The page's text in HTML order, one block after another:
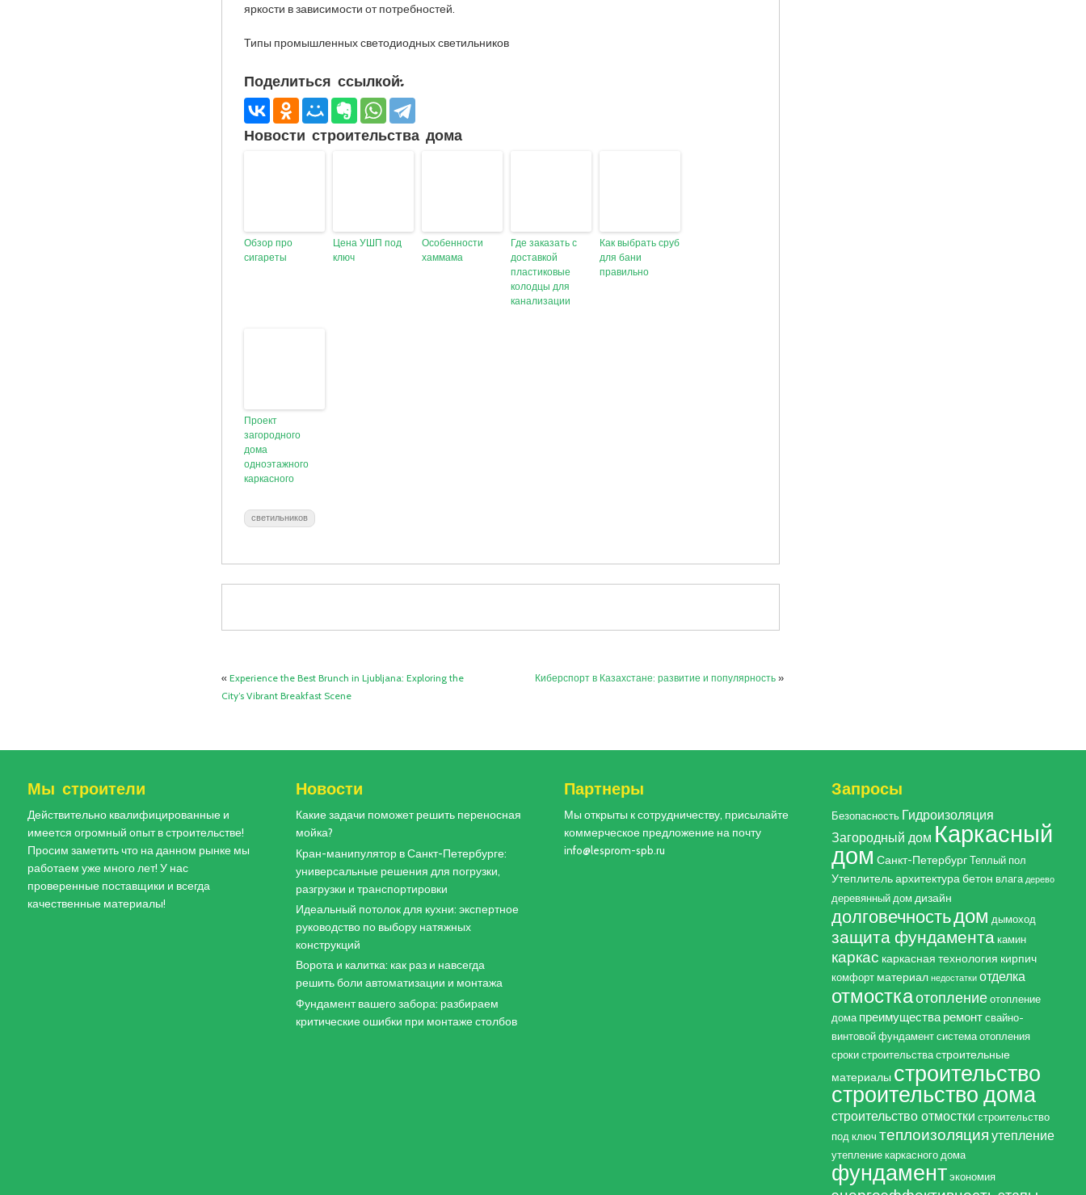
яркости в зависимости от потребностей.
Типы промышленных светодиодных светильников
Поделиться ссылкой:
Новости строительства дома
Обзор про
сигареты
Цена УШП под
ключ
Особенности
хаммама
Где заказать с
доставкой
пластиковые
колодцы для
канализации
Как выбрать сруб
для бани
правильно
Проект
загородного
дома
одноэтажного
каркасного
светильников
« Experience the Best Brunch in Ljubljana: Exploring the
City’s Vibrant Breakfast Scene
Киберспорт в Казахстане: развитие и популярность »
Мы строители
Действительно квалифицированные и
имеется огромный опыт в строительстве!
Просим заметить что на данном рынке мы
работаем уже много лет! У нас
проверенные поставщики и всегда
качественные материалы!
Новости
Какие задачи поможет решить переносная
мойка?
Кран-манипулятор в Санкт-Петербурге:
универсальные решения для погрузки,
разгрузки и транспортировки
Идеальный потолок для кухни: экспертное
руководство по выбору натяжных
конструкций
Ворота и калитка: как раз и навсегда
решить боли автоматизации и монтажа
Фундамент вашего забора: разбираем
критические ошибки при монтаже столбов
Партнеры
Мы открыты к сотрудничеству, присылайте
коммерческое предложение на почту
info@lesprom-spb.ru
Запросы
Безопасность Гидроизоляция
Загородный дом Каркасный
дом Санкт-Петербург Теплый пол
Утеплительархитектурабетон влага дерево
деревянный дом дизайн
долговечностьдом дымоход
защита фундамента камин
каркас каркасная технология кирпич
комфорт материал недостатки отделка
отмосткаотопление отопление
дома преимуществаремонт свайно-
винтовой фундамент система отопления
сроки строительства строительные
материалы строительство
строительство дома
строительство отмостки строительство
под ключ теплоизоляция утепление
утепление каркасного дома
фундамент экономия